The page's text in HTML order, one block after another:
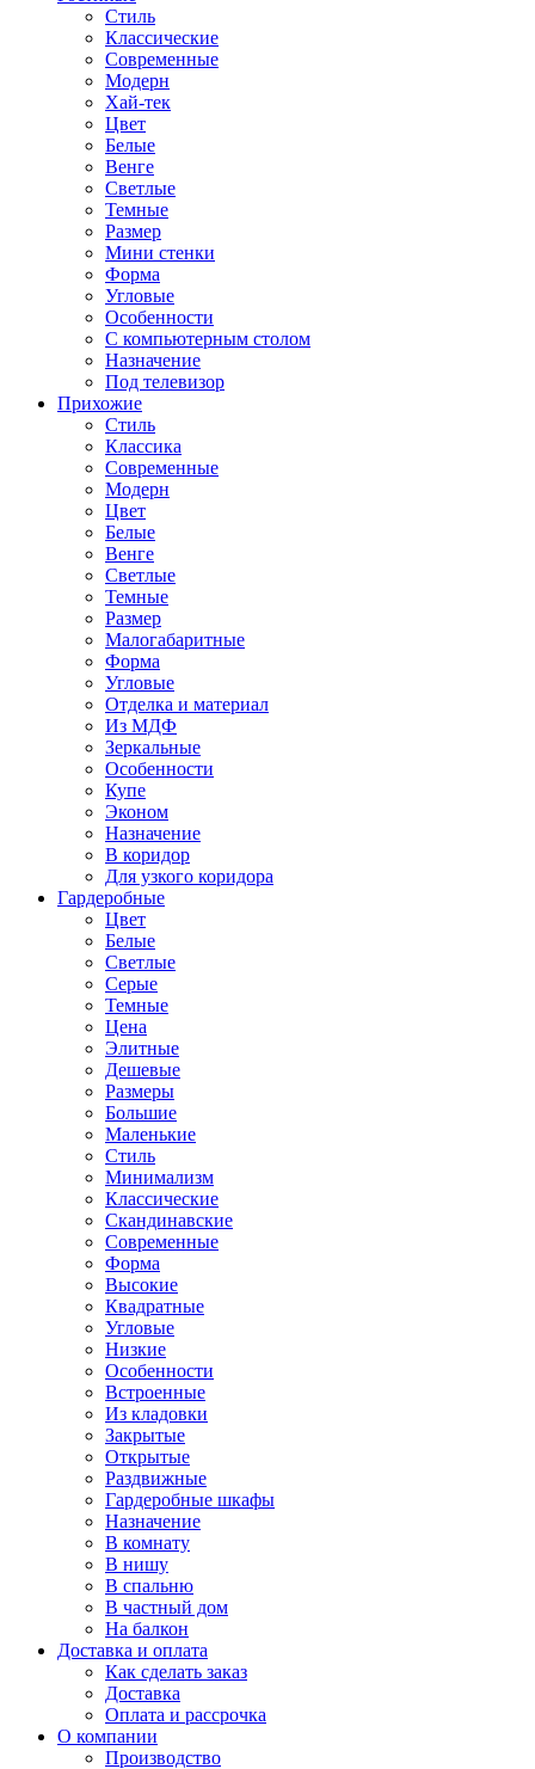
Стиль
Классические
Современные
Модерн
Хай-тек
Цвет
Белые
Венге
Светлые
Темные
Размер
Мини стенки
Форма
Угловые
Особенности
С компьютерным столом
Назначение
Под телевизор
Прихожие
Стиль
Классика
Современные
Модерн
Цвет
Белые
Венге
Светлые
Темные
Размер
Малогабаритные
Форма
Угловые
Отделка и материал
Из МДФ
Зеркальные
Особенности
Купе
Эконом
Назначение
В коридор
Для узкого коридора
Гардеробные
Цвет
Белые
Светлые
Серые
Темные
Цена
Элитные
Дешевые
Размеры
Большие
Маленькие
Стиль
Минимализм
Классические
Скандинавские
Современные
Форма
Высокие
Квадратные
Угловые
Низкие
Особенности
Встроенные
Из кладовки
Закрытые
Открытые
Раздвижные
Гардеробные шкафы
Назначение
В комнату
В нишу
В спальню
В частный дом
На балкон
Доставка и оплата
Как сделать заказ
Доставка
Оплата и рассрочка
О компании
Производство